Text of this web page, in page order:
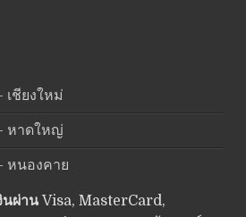
เชียงใหม่
หาดใหญ่
หนองคาย
นผ่านVisa, MasterCard,